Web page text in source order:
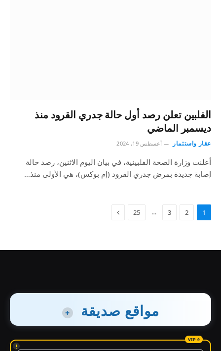
الفلبين تعلن رصد أول حالة جدري القرود منذ
ديسمبر الماضي
عقار واستثمار أغسطس 19, 2024
أعلنت وزارة الصحة الفلبينية، في بيان اليوم الاثنين، رصد حالة
إصابة جديدة بمرض جدري القرود (إم بوكس)، هي الأولى منذ…
1
2
3
…
25
مواقع صديقة +
!